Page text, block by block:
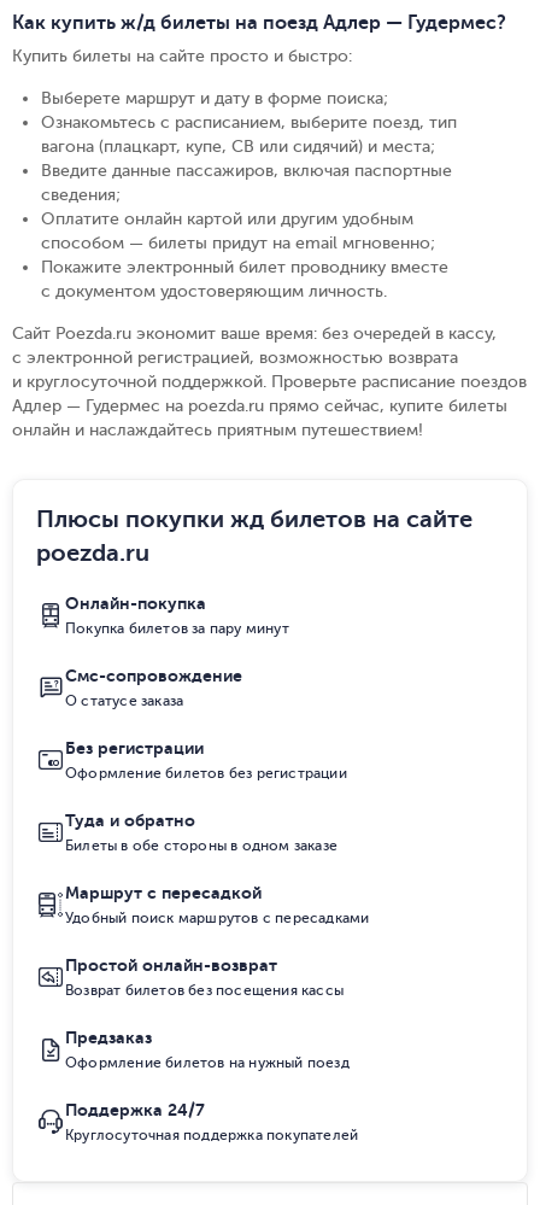
Как купить ж/д билеты на поезд Адлер — Гудермес?
Купить билеты на сайте просто и быстро:
Выберете маршрут и дату в форме поиска;
Ознакомьтесь с расписанием, выберите поезд, тип
вагона (плацкарт, купе, СВ или сидячий) и места;
Введите данные пассажиров, включая паспортные
сведения;
Оплатите онлайн картой или другим удобным
способом — билеты придут на email мгновенно;
Покажите электронный билет проводнику вместе
с документом удостоверяющим личность.
Сайт Poezda.ru экономит ваше время: без очередей в кассу,
с электронной регистрацией, возможностью возврата
и круглосуточной поддержкой. Проверьте расписание поездов
Адлер — Гудермес на poezda.ru прямо сейчас, купите билеты
онлайн и наслаждайтесь приятным путешествием!
Плюсы покупки жд билетов на сайте
poezda.ru
Онлайн-покупка
Покупка билетов за пару минут
Смс-сопровождение
О статусе заказа
Без регистрации
Оформление билетов без регистрации
Туда и обратно
Билеты в обе стороны в одном заказе
Маршрут с пересадкой
Удобный поиск маршрутов с пересадками
Простой онлайн-возврат
Возврат билетов без посещения кассы
Предзаказ
Оформление билетов на нужный поезд
Поддержка 24/7
Круглосуточная поддержка покупателей